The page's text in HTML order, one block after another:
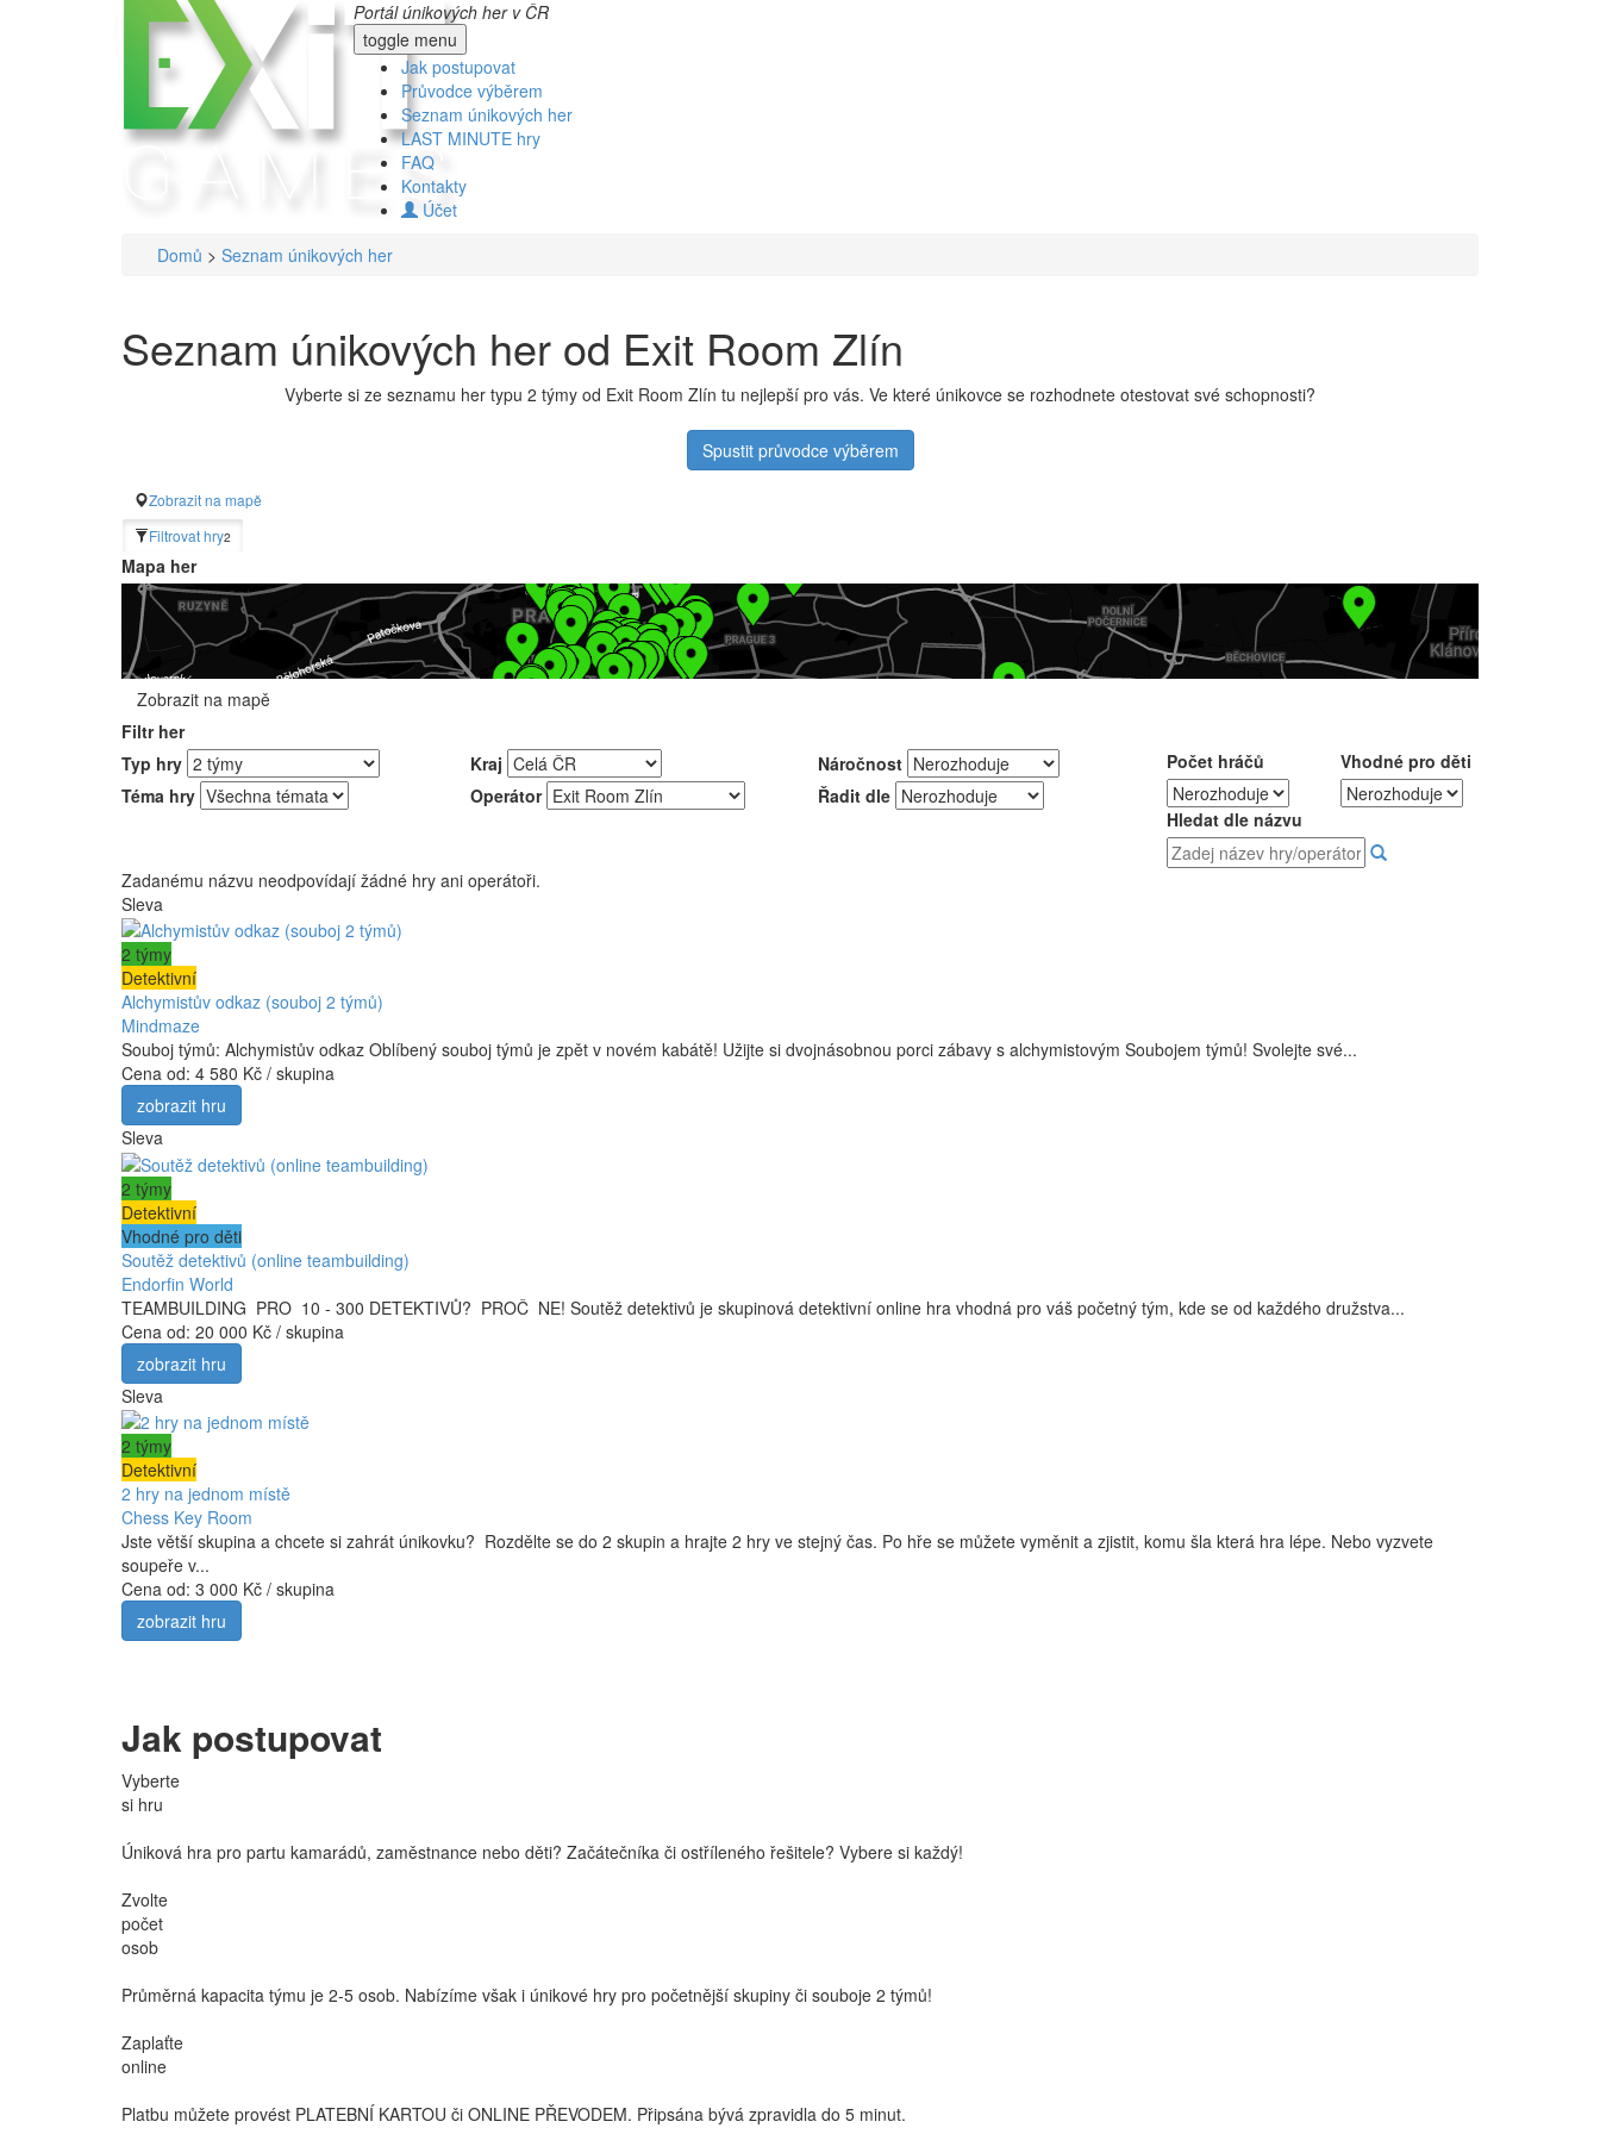
Portál únikových her v ČR
toggle menu
Jak postupovat
Průvodce výběrem
Seznam únikových her
LAST MINUTE hry
FAQ
Kontakty
Účet
Domů > Seznam únikových her
Seznam únikových her od Exit Room Zlín
Vyberte si ze seznamu her typu 2 týmy od Exit Room Zlín tu nejlepší pro vás. Ve které únikovce se rozhodnete otestovat své schopnosti?
Spustit průvodce výběrem
Zobrazit na mapě
Filtrovat hry2
Mapa her
Zobrazit na mapě
Filtr her
Typ hry
Téma hry
Kraj
Operátor
Náročnost
Řadit dle
Počet hráčů Vhodné pro děti
Hledat dle názvu
Zadanému názvu neodpovídají žádné hry ani operátoři.
Sleva
2 týmy
Detektivní
Alchymistův odkaz (souboj 2 týmů)
Mindmaze
Souboj týmů: Alchymistův odkaz Oblíbený souboj týmů je zpět v novém kabátě! Užijte si dvojnásobnou porci zábavy s alchymistovým Soubojem týmů! Svolejte své...
Cena od: 4 580 Kč / skupina
zobrazit hru
Sleva
2 týmy
Detektivní
Vhodné pro děti
Soutěž detektivů (online teambuilding)
Endorfin World
TEAMBUILDING PRO 10 - 300 DETEKTIVŮ? PROČ NE! Soutěž detektivů je skupinová detektivní online hra vhodná pro váš početný tým, kde se od každého družstva...
Cena od: 20 000 Kč / skupina
zobrazit hru
Sleva
2 týmy
Detektivní
2 hry na jednom místě
Chess Key Room
Jste větší skupina a chcete si zahrát únikovku? Rozdělte se do 2 skupin a hrajte 2 hry ve stejný čas. Po hře se můžete vyměnit a zjistit, komu šla která hra lépe. Nebo vyzvete
soupeře v...
Cena od: 3 000 Kč / skupina
zobrazit hru
Jak postupovat
Vyberte
si hru
Úniková hra pro partu kamarádů, zaměstnance nebo děti? Začátečníka či ostříleného řešitele? Vybere si každý!
Zvolte
počet
osob
Průměrná kapacita týmu je 2-5 osob. Nabízíme však i únikové hry pro početnější skupiny či souboje 2 týmů!
Zaplaťte
online
Platbu můžete provést PLATEBNÍ KARTOU či ONLINE PŘEVODEM. Připsána bývá zpravidla do 5 minut.